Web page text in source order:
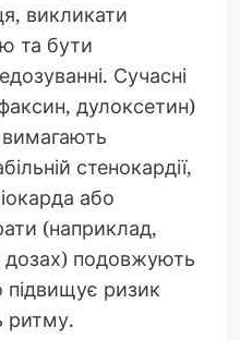
викликати
та бути
Сучасні
дулоксетин)
вимагають
стенокардії,
або
(наприклад,
подовжують
підвищує ризик
ритму.